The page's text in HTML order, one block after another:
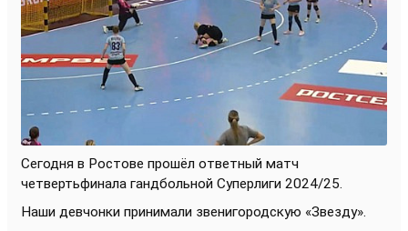
Сегодня в Ростове прошёл ответный матч
четвертьфинала гандбольной Суперлиги 2024/25.
Наши девчонки принимали звенигородскую «Звезду».